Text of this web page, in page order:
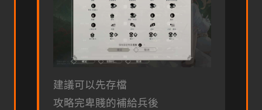
建議可以先存檔
攻略完卑賤的補給兵後